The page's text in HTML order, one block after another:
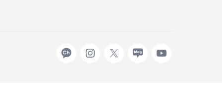
카카오 인스타그램 네이버 유튜브